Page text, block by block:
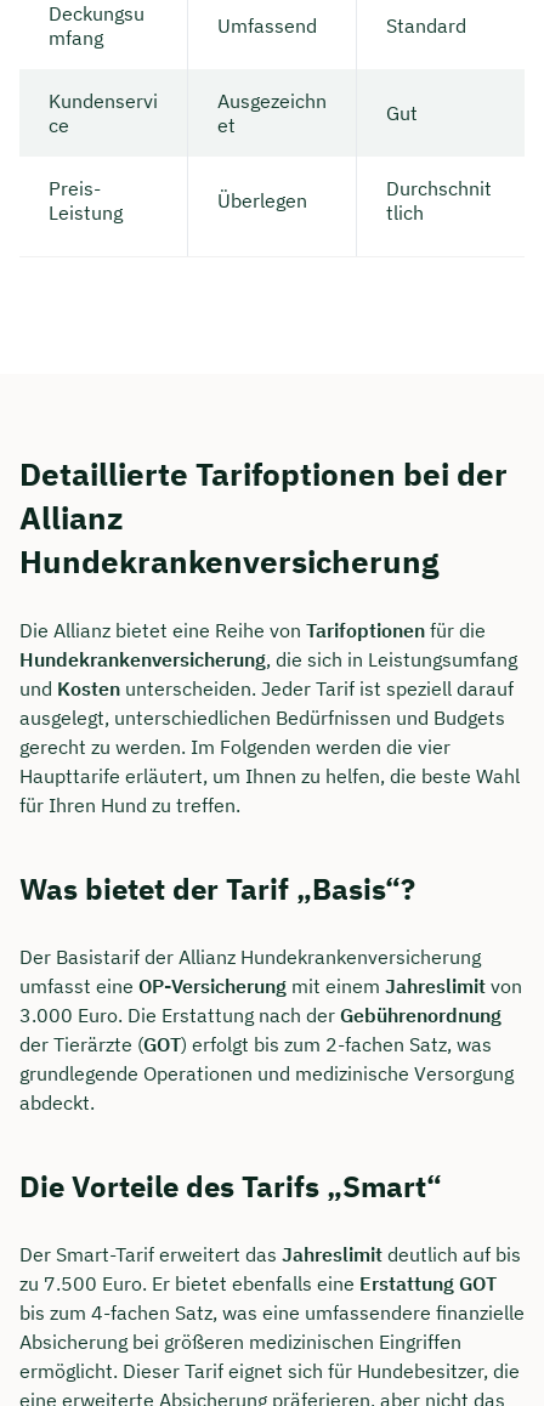
Deckungsu
mfang
Umfassend Standard
Kundenservi
ce
Ausgezeichn
et
Gut
Preis-
Leistung
Überlegen
Durchschnit
tlich
Detaillierte Tarifoptionen bei der
Allianz
Hundekrankenversicherung
Die Allianz bietet eine Reihe von Tarifoptionen für die
Hundekrankenversicherung, die sich in Leistungsumfang
und Kosten unterscheiden. Jeder Tarif ist speziell darauf
ausgelegt, unterschiedlichen Bedürfnissen und Budgets
gerecht zu werden. Im Folgenden werden die vier
Haupttarife erläutert, um Ihnen zu helfen, die beste Wahl
für Ihren Hund zu treffen.
Was bietet der Tarif „Basis“?
Der Basistarif der Allianz Hundekrankenversicherung
umfasst eine OP-Versicherung mit einem Jahreslimit von
3.000 Euro. Die Erstattung nach der Gebührenordnung
der Tierärzte (GOT) erfolgt bis zum 2-fachen Satz, was
grundlegende Operationen und medizinische Versorgung
abdeckt.
Die Vorteile des Tarifs „Smart“
Der Smart-Tarif erweitert das Jahreslimit deutlich auf bis
zu 7.500 Euro. Er bietet ebenfalls eine Erstattung GOT
bis zum 4-fachen Satz, was eine umfassendere finanzielle
Absicherung bei größeren medizinischen Eingriffen
ermöglicht. Dieser Tarif eignet sich für Hundebesitzer, die
eine erweiterte Absicherung präferieren, aber nicht das
Jetzt persönliches
Beratungsgespräch mit Jonas
Ubben sichern 🤝
Wir beraten dich Montag bis Freitag von 8 bis